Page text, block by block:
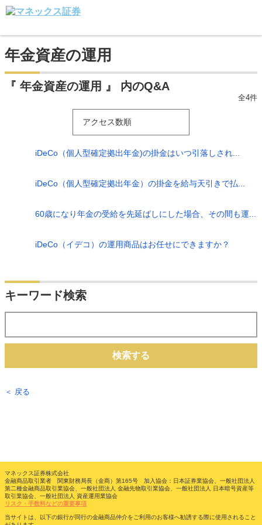
年金資産の運用
『 年金資産の運用 』 内のQ&A
全4件
アクセス数順
iDeCo（個人型確定拠出年金)の掛金はいつ引落しされ...
iDeCo（個人型確定拠出年金）の掛金を給与天引きで払...
60歳になり年金の受給を先延ばしにした場合、その間も運...
iDeCo（イデコ）の運用商品はお任せにできますか？
キーワード検索
検索する
＜ 戻る
マネックス証券株式会社
金融商品取引業者 関東財務局長（金商）第165号 加入協会：日本証券業協会、一般社団法人
第二種金融商品取引業協会、一般社団法人 金融先物取引業協会、一般社団法人 日本暗号資産等
取引業協会、一般社団法人 資産運用業協会
リスク・手数料などの重要事項
当サイトは、以下の銀行が同行の金融商品仲介をご利用のお客様へ勧誘する際に使用されること